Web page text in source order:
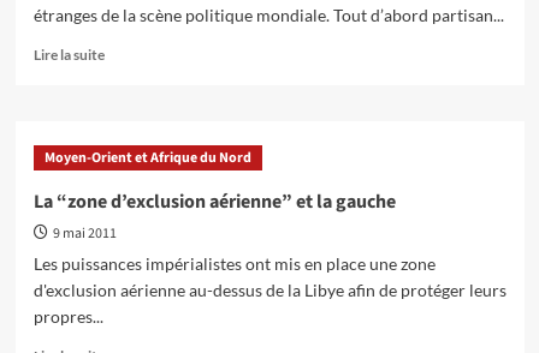
mouvement
révolutionnaire
Comment
la
réagit-
elle?
étranges de la scène politique mondiale. Tout d’abord partisan...
Lire la suiteEn
Kadhafi:
du
arabe’
au
capitalisme
Moyen-Orient et Afrique du Nord
La “zone d’exclusion aérienne” et la gauche
9 mai 2011
Les puissances impérialistes ont mis en place une zone
d'exclusion aérienne au-dessus de la Libye afin de protéger leurs
propres...